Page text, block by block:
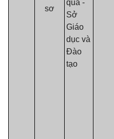
sơ
quả -
Sở
Giáo
dục và
Đào
tạo